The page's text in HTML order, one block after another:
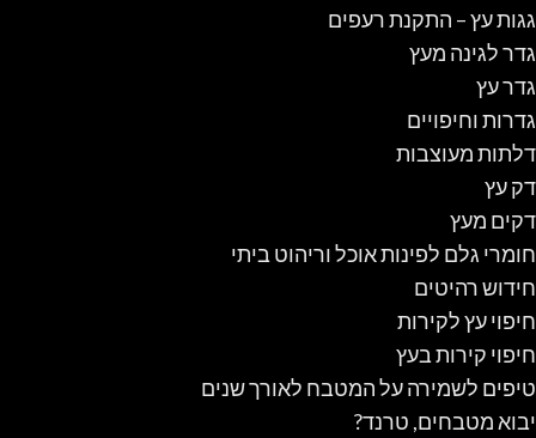
גגות עץ – התקנת רעפים
גדר לגינה מעץ
גדר עץ
גדרות וחיפויים
דלתות מעוצבות
דק עץ
דקים מעץ
חומרי גלם לפינות אוכל וריהוט ביתי
חידוש רהיטים
חיפוי עץ לקירות
חיפוי קירות בעץ
טיפים לשמירה על המטבח לאורך שנים
יבוא מטבחים, טרנד?